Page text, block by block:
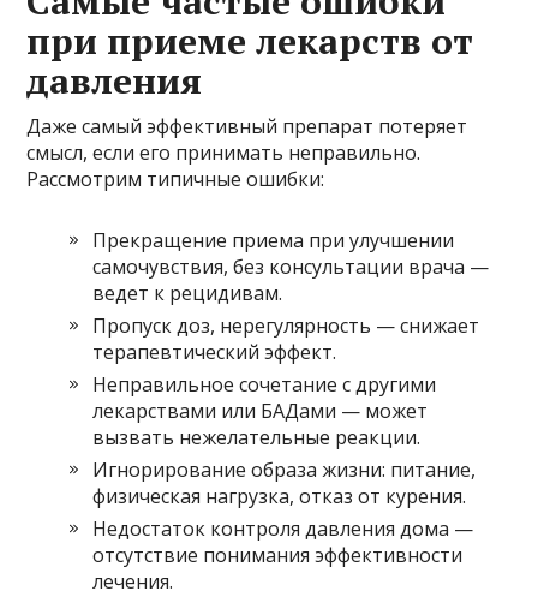
при приеме лекарств от
давления
Даже самый эффективный препарат потеряет
смысл, если его принимать неправильно.
Рассмотрим типичные ошибки:
Прекращение приема при улучшении
самочувствия, без консультации врача —
ведет к рецидивам.
Пропуск доз, нерегулярность — снижает
терапевтический эффект.
Неправильное сочетание с другими
лекарствами или БАДами — может
вызвать нежелательные реакции.
Игнорирование образа жизни: питание,
физическая нагрузка, отказ от курения.
Недостаток контроля давления дома —
отсутствие понимания эффективности
лечения.